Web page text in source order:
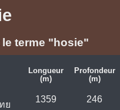
terme "hosie"
Longueur
(m)
Profondeur
(m)
ย
1359 246